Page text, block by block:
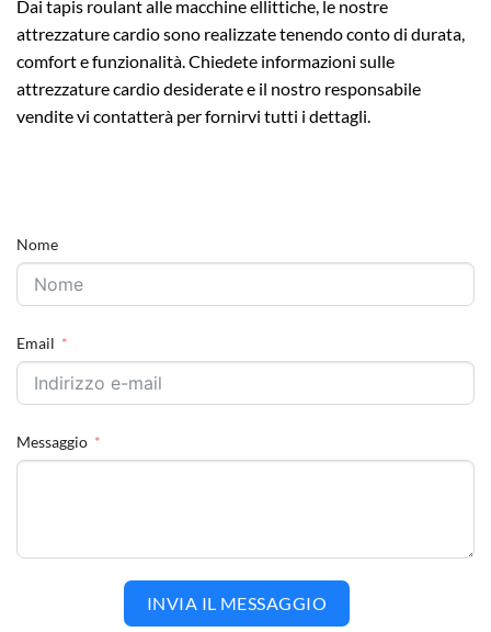
Dai tapis roulant alle macchine ellittiche, le nostre
attrezzature cardio sono realizzate tenendo conto di durata,
comfort e funzionalità. Chiedete informazioni sulle
attrezzature cardio desiderate e il nostro responsabile
vendite vi contatterà per fornirvi tutti i dettagli.
Nome
Email
Messaggio
INVIA IL MESSAGGIO